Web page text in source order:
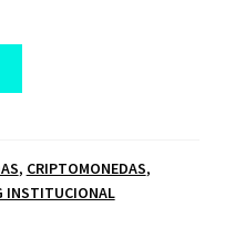
, CRIPTOMONEDAS,
INSTITUCIONAL